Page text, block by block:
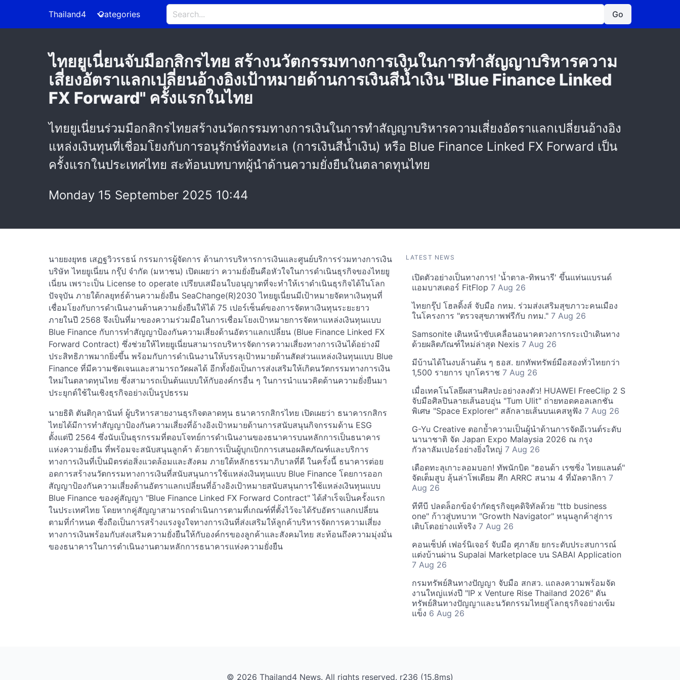
Thailand4 Categories Go
ไทยยูเนี่ยนจับมือกสิกรไทย สร้างนวัตกรรมทางการเงินในการทำสัญญาบริหารความ
เสี่ยงอัตราแลกเปลี่ยนอ้างอิงเป้าหมายด้านการเงินสีน้ำเงิน "Blue Finance Linked
FX Forward" ครั้งแรกในไทย
ไทยยูเนี่ยนร่วมมือกสิกรไทยสร้างนวัตกรรมทางการเงินในการทำสัญญาบริหารความเสี่ยงอัตราแลกเปลี่ยนอ้างอิง
แหล่งเงินทุนที่เชื่อมโยงกับการอนุรักษ์ท้องทะเล (การเงินสีน้ำเงิน) หรือ Blue Finance Linked FX Forward เป็น
ครั้งแรกในประเทศไทย สะท้อนบทบาทผู้นำด้านความยั่งยืนในตลาดทุนไทย
Monday 15 September 2025 10:44
นายยงยุทธ เสฏฐวิวรรธน์ กรรมการผู้จัดการ ด้านการบริหารการเงินและศูนย์บริการร่วมทางการเงิน
บริษัท ไทยยูเนี่ยน กรุ๊ป จำกัด (มหาชน) เปิดเผยว่า ความยั่งยืนคือหัวใจในการดำเนินธุรกิจของไทยยู
เนี่ยน เพราะเป็น License to operate เปรียบเสมือนใบอนุญาตที่จะทำให้เราดำเนินธุรกิจได้ในโลก
ปัจจุบัน ภายใต้กลยุทธ์ด้านความยั่งยืน SeaChange(R)2030 ไทยยูเนี่ยนมีเป้าหมายจัดหาเงินทุนที่
เชื่อมโยงกับการดำเนินงานด้านความยั่งยืนให้ได้ 75 เปอร์เซ็นต์ของการจัดหาเงินทุนระยะยาว
ภายในปี 2568 จึงเป็นที่มาของความร่วมมือในการเชื่อมโยงเป้าหมายการจัดหาแหล่งเงินทุนแบบ
Blue Finance กับการทำสัญญาป้องกันความเสี่ยงด้านอัตราแลกเปลี่ยน (Blue Finance Linked FX
Forward Contract) ซึ่งช่วยให้ไทยยูเนี่ยนสามารถบริหารจัดการความเสี่ยงทางการเงินได้อย่างมี
ประสิทธิภาพมากยิ่งขึ้น พร้อมกับการดำเนินงานให้บรรลุเป้าหมายด้านสัดส่วนแหล่งเงินทุนแบบ Blue
Finance ที่มีความชัดเจนและสามารถวัดผลได้ อีกทั้งยังเป็นการส่งเสริมให้เกิดนวัตกรรมทางการเงิน
ใหม่ในตลาดทุนไทย ซึ่งสามารถเป็นต้นแบบให้กับองค์กรอื่น ๆ ในการนำแนวคิดด้านความยั่งยืนมา
ประยุกต์ใช้ในเชิงธุรกิจอย่างเป็นรูปธรรม
นายธิติ ตันติกุลานันท์ ผู้บริหารสายงานธุรกิจตลาดทุน ธนาคารกสิกรไทย เปิดเผยว่า ธนาคารกสิกร
ไทยได้มีการทำสัญญาป้องกันความเสี่ยงที่อ้างอิงเป้าหมายด้านการสนับสนุนกิจกรรมด้าน ESG
ตั้งแต่ปี 2564 ซึ่งนับเป็นธุรกรรมที่ตอบโจทย์การดำเนินงานของธนาคารบนหลักการเป็นธนาคาร
แห่งความยั่งยืน ที่พร้อมจะสนับสนุนลูกค้า ด้วยการเป็นผู้บุกเบิกการเสนอผลิตภัณฑ์และบริการ
ทางการเงินที่เป็นมิตรต่อสิ่งแวดล้อมและสังคม ภายใต้หลักธรรมาภิบาลที่ดี ในครั้งนี้ ธนาคารต่อย
อดการสร้างนวัตกรรมทางการเงินที่สนับสนุนการใช้แหล่งเงินทุนแบบ Blue Finance โดยการออก
สัญญาป้องกันความเสี่ยงด้านอัตราแลกเปลี่ยนที่อ้างอิงเป้าหมายสนับสนุนการใช้แหล่งเงินทุนแบบ
Blue Finance ของคู่สัญญา "Blue Finance Linked FX Forward Contract" ได้สำเร็จเป็นครั้งแรก
ในประเทศไทย โดยหากคู่สัญญาสามารถดำเนินการตามที่เกณฑ์ที่ตั้งไว้จะได้รับอัตราแลกเปลี่ยน
ตามที่กำหนด ซึ่งถือเป็นการสร้างแรงจูงใจทางการเงินที่ส่งเสริมให้ลูกค้าบริหารจัดการความเสี่ยง
ทางการเงินพร้อมกับส่งเสริมความยั่งยืนให้กับองค์กรของลูกค้าและสังคมไทย สะท้อนถึงความมุ่งมั่น
ของธนาคารในการดำเนินงานตามหลักการธนาคารแห่งความยั่งยืน
LATEST NEWS
เปิดตัวอย่างเป็นทางการ! 'น้ำตาล-ทิพนารี' ขึ้นแท่นแบรนด์
แอมบาสเดอร์ FitFlop 7 Aug 26
ไทยกรุ๊ป โฮลดิ้งส์ จับมือ กทม. ร่วมส่งเสริมสุขภาวะคนเมือง
ในโครงการ "ตรวจสุขภาพฟรีกับ กทม." 7 Aug 26
Samsonite เดินหน้าขับเคลื่อนอนาคตวงการกระเป๋าเดินทาง
ด้วยผลิตภัณฑ์ใหม่ล่าสุด Nexis 7 Aug 26
มีบ้านได้ในงบล้านต้น ๆ ธอส. ยกทัพทรัพย์มือสองทั่วไทยกว่า
1,500 รายการ บุกโคราช 7 Aug 26
เมื่อเทคโนโลยีผสานศิลปะอย่างลงตัว! HUAWEI FreeClip 2 S
จับมือศิลปินลายเส้นอบอุ่น "Tum Ulit" ถ่ายทอดคอลเลกชัน
พิเศษ "Space Explorer" สลักลายเส้นบนเคสหูฟัง 7 Aug 26
G-Yu Creative ตอกย้ำความเป็นผู้นำด้านการจัดอีเวนต์ระดับ
นานาชาติ จัด Japan Expo Malaysia 2026 ณ กรุง
กัวลาลัมเปอร์อย่างยิ่งใหญ่ 7 Aug 26
เดือดทะลุเกาะลอมบอก! ทัพนักบิด "ฮอนด้า เรซซิ่ง ไทยแลนด์"
จัดเต็มสูบ ลุ้นล่าโพเดียม ศึก ARRC สนาม 4 ที่มัลดาลิกา 7
Aug 26
ทีทีบี ปลดล็อกข้อจำกัดธุรกิจยุคดิจิทัลด้วย "ttb business
one" ก้าวสู่บทบาท "Growth Navigator" หนุนลูกค้าสู่การ
เติบโตอย่างแท้จริง 7 Aug 26
คอนเซ็ปต์ เฟอร์นิเจอร์ จับมือ ศุภาลัย ยกระดับประสบการณ์
แต่งบ้านผ่าน Supalai Marketplace บน SABAI Application
7 Aug 26
กรมทรัพย์สินทางปัญญา จับมือ สกสว. แถลงความพร้อมจัด
งานใหญ่แห่งปี "IP x Venture Rise Thailand 2026" ดัน
ทรัพย์สินทางปัญญาและนวัตกรรมไทยสู่โลกธุรกิจอย่างเข้ม
แข็ง 6 Aug 26
© 2026 Thailand4 News. All rights reserved. r236 (15.8ms)